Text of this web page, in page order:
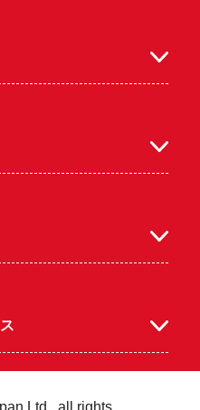
Ltd., all rights